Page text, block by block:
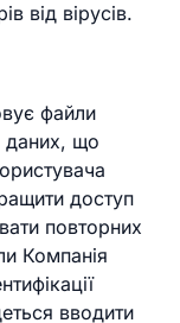
від вірусів.
файли
даних, що
доступ
повторних
Компанія
вводити